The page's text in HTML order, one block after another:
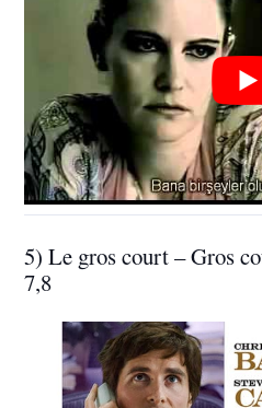
5) Le gros court – Gros
7,8